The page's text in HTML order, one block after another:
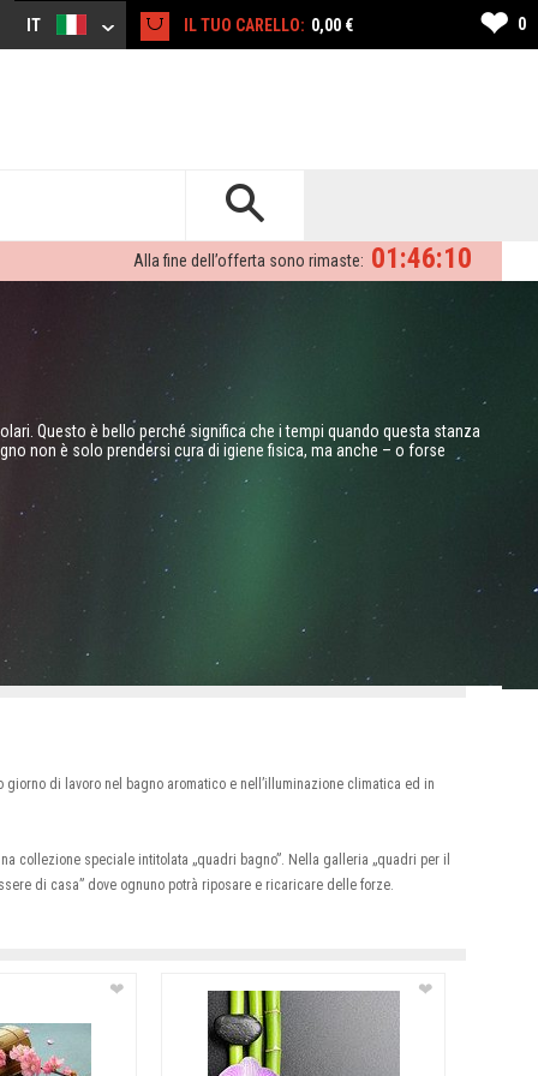
IT IL TUO CARELLO: 0,00 € ❤ 0
01:46:09
Alla fine dell’offerta sono rimaste:
Questo è bello perché significa che i tempi quando questa stanza
non è solo prendersi cura di igiene fisica, ma anche – o forse
di lavoro nel bagno aromatico e nell’illuminazione climatica ed in
collezione speciale intitolata „quadri bagno”. Nella galleria „quadri per il
di casa” dove ognuno potrà riposare e ricaricare delle forze.
❤ ❤